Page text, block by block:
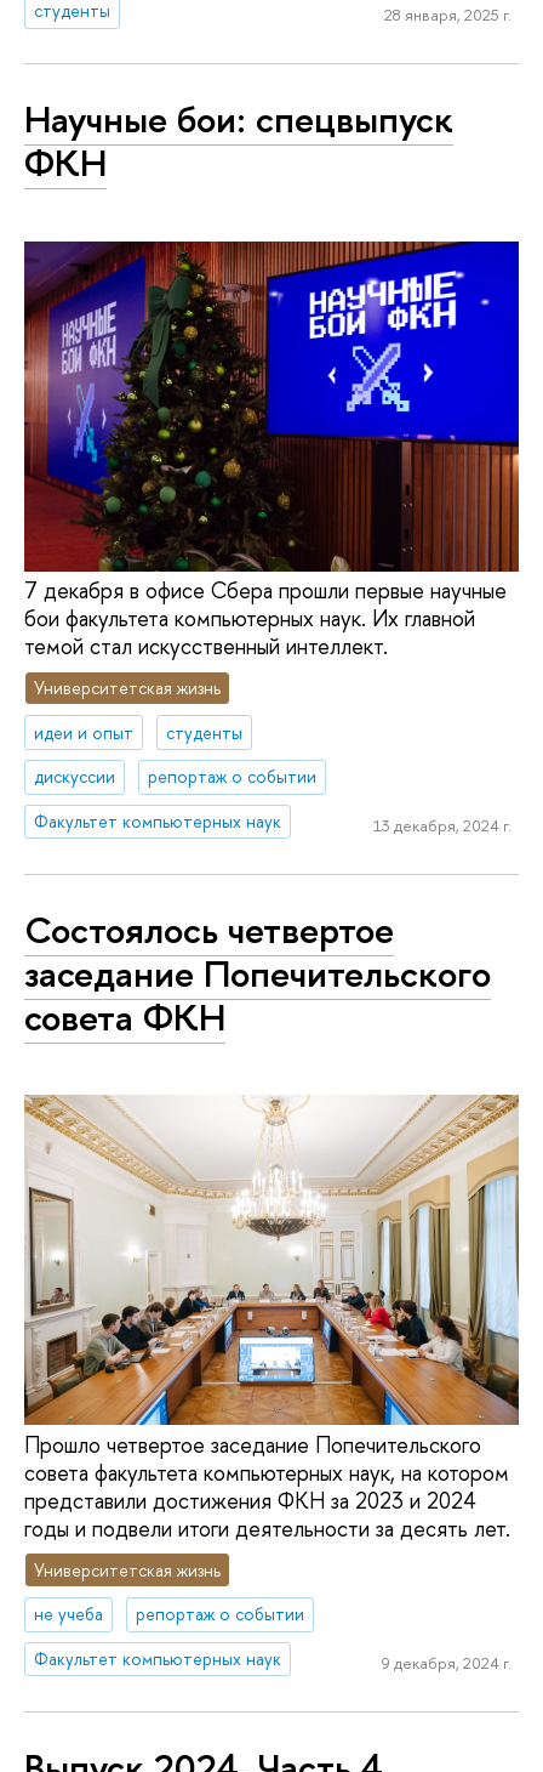
студенты 28 января, 2025 г.
Научные бои: спецвыпуск
ФКН
7 декабря в офисе Сбера прошли первые научные
бои факультета компьютерных наук. Их главной
темой стал искусственный интеллект.
Университетская жизнь
идеи и опыт
студенты
дискуссии
репортаж о событии
Факультет компьютерных наук
13 декабря, 2024 г.
Состоялось четвертое
заседание Попечительского
совета ФКН
Прошло четвертое заседание Попечительского
совета факультета компьютерных наук, на котором
представили достижения ФКН за 2023 и 2024
годы и подвели итоги деятельности за десять лет.
Университетская жизнь
не учеба
репортаж о событии
Факультет компьютерных наук
9 декабря, 2024 г.